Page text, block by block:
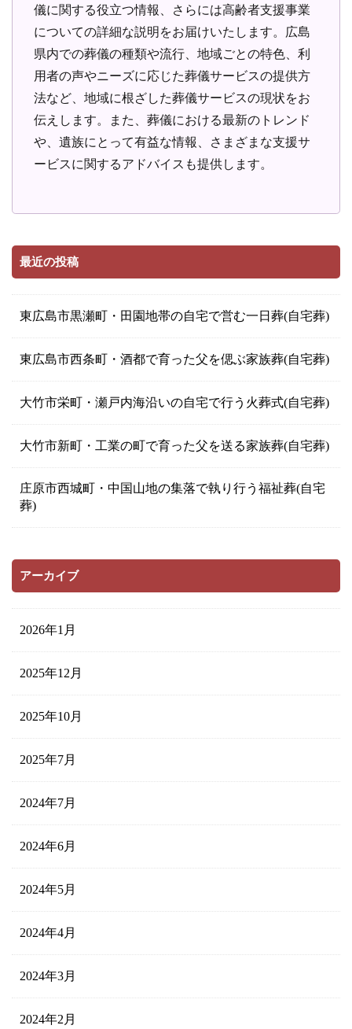
儀に関する役立つ情報、さらには高齢者支援事業
についての詳細な説明をお届けいたします。広島
県内での葬儀の種類や流行、地域ごとの特色、利
用者の声やニーズに応じた葬儀サービスの提供方
法など、地域に根ざした葬儀サービスの現状をお
伝えします。また、葬儀における最新のトレンド
や、遺族にとって有益な情報、さまざまな支援サ
ービスに関するアドバイスも提供します。
最近の投稿
東広島市黒瀬町・田園地帯の自宅で営む一日葬(自宅葬)
東広島市西条町・酒都で育った父を偲ぶ家族葬(自宅葬)
大竹市栄町・瀬戸内海沿いの自宅で行う火葬式(自宅葬)
大竹市新町・工業の町で育った父を送る家族葬(自宅葬)
庄原市西城町・中国山地の集落で執り行う福祉葬(自宅
葬)
アーカイブ
2026年1月
2025年12月
2025年10月
2025年7月
2024年7月
2024年6月
2024年5月
2024年4月
2024年3月
2024年2月